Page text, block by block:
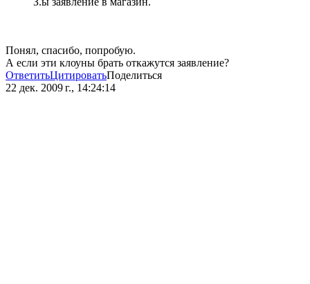
Понял, спасибо, попробую.
А если эти клоуны брать откажутся заявление?
ОтветитьЦитироватьПоделиться
22 дек. 2009 г., 14:24:14